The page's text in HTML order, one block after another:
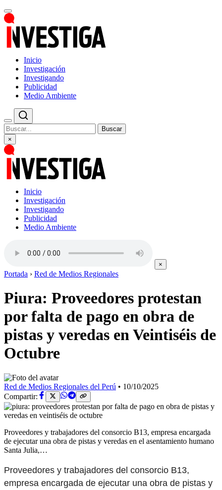
Inicio
Investigación
Investigando
Publicidad
Medio Ambiente
Buscar
×
Inicio
Investigación
Investigando
Publicidad
Medio Ambiente
×
Portada › Red de Medios Regionales
Piura: Proveedores protestan
por falta de pago en obra de
pistas y veredas en Veintiséis de
Octubre
Red de Medios Regionales del Perú • 10/10/2025
Compartir:
Proveedores y trabajadores del consorcio B13, empresa encargada
de ejecutar una obra de pistas y veredas en el asentamiento humano
Santa Julia,…
Proveedores y trabajadores del consorcio B13,
empresa encargada de ejecutar una obra de pistas y